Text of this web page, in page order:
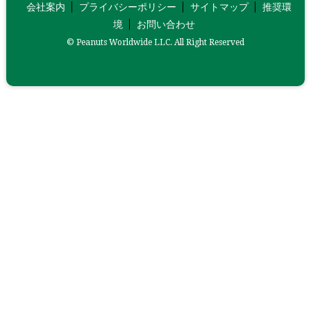
会社案内 プライバシーポリシー サイトマップ
推奨環
境
お問い合わせ
© Peanuts Worldwide LLC. All Right Reserved